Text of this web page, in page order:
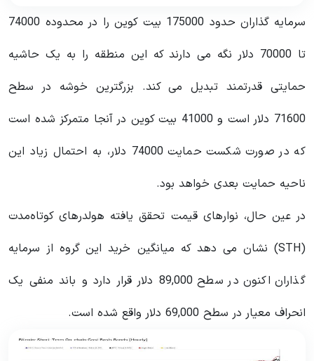
سرمایه گذاران حدود 175000 بیت کوین را در محدوده 74000
تا 70000 دلار نگه می دارند که این منطقه را به یک حاشیه
حمایتی قدرتمند تبدیل می کند. بزرگترین خوشه در سطح
71600 دلار است و 41000 بیت کوین در آنجا متمرکز شده است
که در صورت شکست حمایت 74000 دلار، به احتمال زیاد این
ناحیه حمایت بعدی خواهد بود.
در عین حال، نوارهای قیمت تحقق یافته هولدرهای کوتاه‌مدت
(STH) نشان می دهد که میانگین خرید این گروه از سرمایه
گذاران اکنون در سطح 89,000 دلار قرار دارد و باند منفی یک
انحراف معیار در سطح 69,000 دلار واقع شده است.